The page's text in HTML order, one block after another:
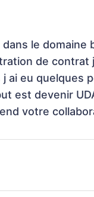
le
de contrat
ai eu quelques
est devenir
votre